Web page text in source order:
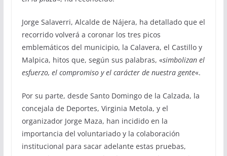
Jorge Salaverri, Alcalde de Nájera, ha detallado que el
recorrido volverá a coronar los tres picos
emblemáticos del municipio, la Calavera, el Castillo y
Malpica, hitos que, según sus palabras, «simbolizan el
esfuerzo, el compromiso y el carácter de nuestra gente«.
Por su parte, desde Santo Domingo de la Calzada, la
concejala de Deportes, Virginia Metola, y el
organizador Jorge Maza, han incidido en la
importancia del voluntariado y la colaboración
institucional para sacar adelante estas pruebas,